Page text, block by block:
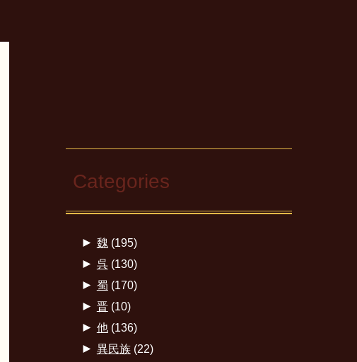
Categories
► 魏 (195)
► 呉(130)
► 蜀 (170)
► 晋(10)
► 他(136)
► 異民族(22)